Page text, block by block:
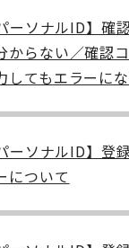
ーソナルID】確
からない／確認
してもエラーに
ーソナルID】登
について